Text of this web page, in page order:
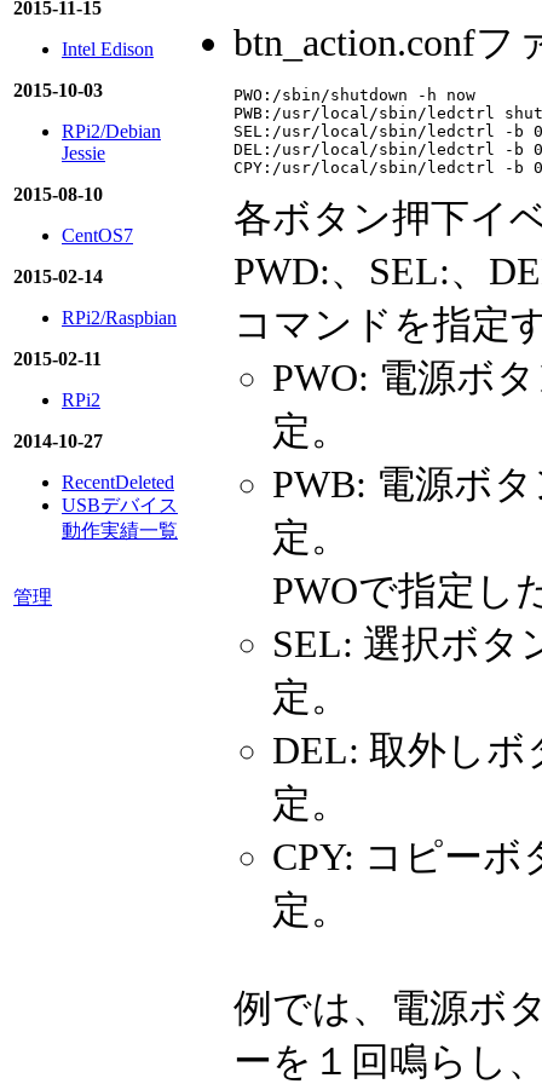
2015-11-15
Intel Edison
2015-10-03
RPi2/Debian
Jessie
2015-08-10
CentOS7
2015-02-14
RPi2/Raspbian
2015-02-11
RPi2
2014-10-27
RecentDeleted
USBデバイス
動作実績一覧
管理
btn_action.confフ
PWO:/sbin/shutdown -h now
PWB:/usr/local/sbin/ledctrl
SEL:/usr/local/sbin/ledctrl -b
DEL:/usr/local/sbin/ledctrl -b
各ボタン押下イ
PWD:、SEL:、
コマンドを指定
PWO: 電源ボ
定。
PWB: 電源ボ
定。
PWOで指定し
SEL: 選択ボタ
定。
DEL: 取外し
定。
CPY: コピー
定。
例では、電源ボ
ーを１回鳴らし